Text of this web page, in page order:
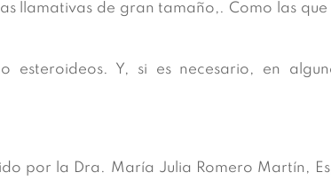
llamativas de gran tamaño,. Como las que
esteroideos. Y, si es necesario, en
por la Dra. María Julia Romero Martín,